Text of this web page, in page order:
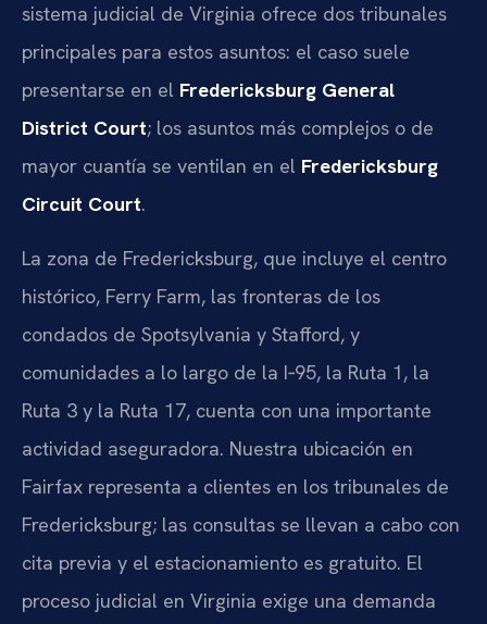
sistema judicial de Virginia ofrece dos tribunales
principales para estos asuntos: el caso suele
presentarse en el Fredericksburg General
District Court; los asuntos más complejos o de
mayor cuantía se ventilan en el Fredericksburg
Circuit Court.
La zona de Fredericksburg, que incluye el centro
histórico, Ferry Farm, las fronteras de los
condados de Spotsylvania y Stafford, y
comunidades a lo largo de la I‑95, la Ruta 1, la
Ruta 3 y la Ruta 17, cuenta con una importante
actividad aseguradora. Nuestra ubicación en
Fairfax representa a clientes en los tribunales de
Fredericksburg; las consultas se llevan a cabo con
cita previa y el estacionamiento es gratuito. El
proceso judicial en Virginia exige una demanda